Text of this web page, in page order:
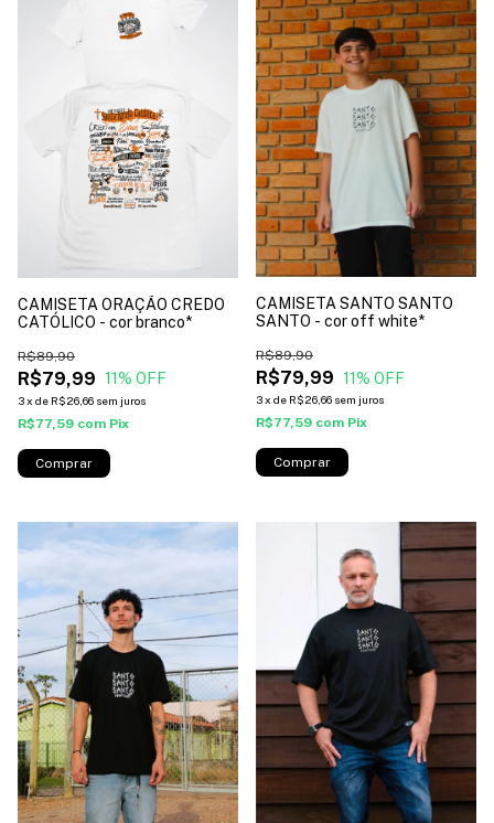
CAMISETA ORAÇÃO CREDO
CATÓLICO - cor branco*
R$79,99
R$89,90
11% OFF
3x de R$26,66 sem juros
R$77,59 com Pix
Comprar
CAMISETA SANTO SANTO
SANTO - cor off white*
R$79,99
R$89,90
11% OFF
3x de R$26,66 sem juros
R$77,59 com Pix
Comprar